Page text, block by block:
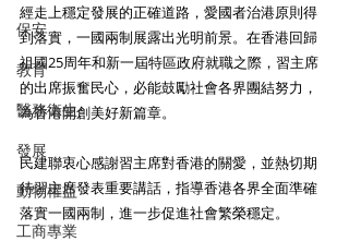
保安
教育
醫務衛生
發展
動物權益
工商專業
經走上穩定發展的正確道路，愛國者治港原則得
到落實，一國兩制展露出光明前景。在香港回歸
祖國25周年和新一屆特區政府就職之際，習主席
的出席振奮民心，必能鼓勵社會各界團結努力，
為香港開創美好新篇章。
民建聯衷心感謝習主席對香港的關愛，並熱切期
待習主席發表重要講話，指導香港各界全面準確
落實一國兩制，進一步促進社會繁榮穩定。